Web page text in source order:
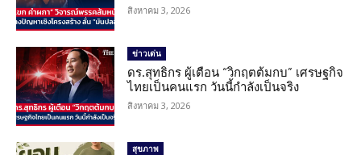
สิงหาคม 3, 2026
ข่าวเด่น
ดร.สุทธิกร ผู้เตือน “วิกฤตต้มกบ” เศรษฐกิจ
ไทยเป็นคนแรก วันนี้กำลังเป็นจริง
สิงหาคม 3, 2026
สุขภาพ